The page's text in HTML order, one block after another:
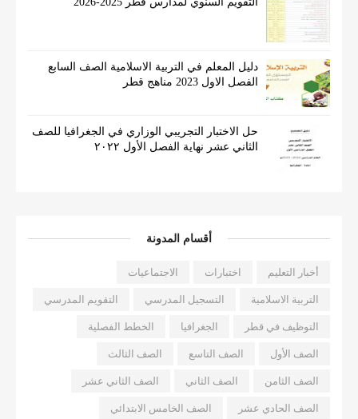
دليل المعلم في التربية الاسلامية الصف السابع
الفصل الاول 2023 مناهج قطر
حل الاختبار التجريبي الوزاري في الجغرافيا للصف
الثاني عشر نهاية الفصل الأول ٢٠٢٢
أقسام المدونة
أخبار التعليم اختبارات الاجتماعيات
التربية الاسلامية التسجيل المدرسي التقويم المدرسي
التوظيف في قطر الجغرافيا الخطط الفصلية
الصف الأول الصف التاسع الصف الثالث
الصف الثامن الصف الثاني الصف الثاني عشر
الصف الحادي عشر الصف الخامس الابتدائي